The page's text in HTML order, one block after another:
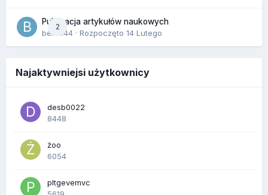
2
Publikacja artykułów naukowych
berus44 · Rozpoczęto 14 Lutego
Najaktywniejsi użytkownicy
desb0022
8448
żoo
6054
pltgevemvc